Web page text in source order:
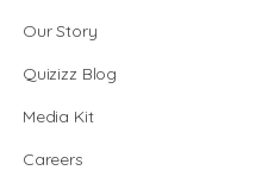
Our Story
Quizizz Blog
Media Kit
Careers